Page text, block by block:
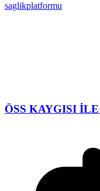
saglikplatformu
ÖSS KAYGISI